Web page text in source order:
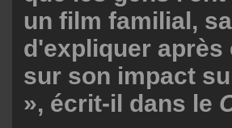
un film familial,
d'expliquer
sur son impact
», écrit-il dans le